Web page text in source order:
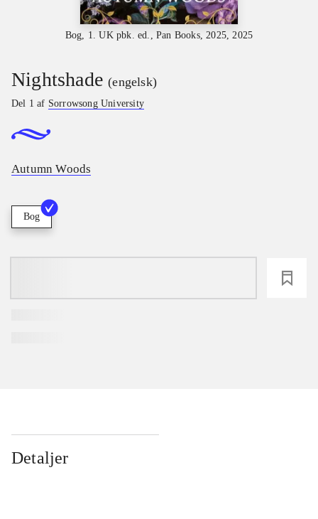
Bog, 1. UK pbk. ed., Pan Books, 2025, 2025
Nightshade (engelsk)
Del 1 af Sorrowsong University
Autumn Woods
Bog
Detaljer